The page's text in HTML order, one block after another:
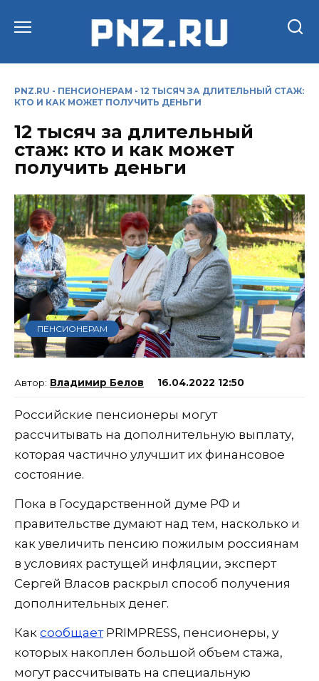
PNZ.RU - ПЕНСИОНЕРАМ - 12 ТЫСЯЧ ЗА ДЛИТЕЛЬНЫЙ СТАЖ:
КТО И КАК МОЖЕТ ПОЛУЧИТЬ ДЕНЬГИ
12 тысяч за длительный
стаж: кто и как может
получить деньги
ПЕНСИОНЕРАМ
Владимир Белов 16.04.2022 12:50
Российские пенсионеры могут
рассчитывать на дополнительную выплату,
которая частично улучшит их финансовое
состояние.
Пока в Государственной думе РФ и
правительстве думают над тем, насколько и
как увеличить пенсию пожилым россиянам
в условиях растущей инфляции, эксперт
Сергей Власов раскрыл способ получения
дополнительных денег.
Как сообщаетPRIMPRESS, пенсионеры, у
которых накоплен большой объем стажа,
могут рассчитывать на специальную